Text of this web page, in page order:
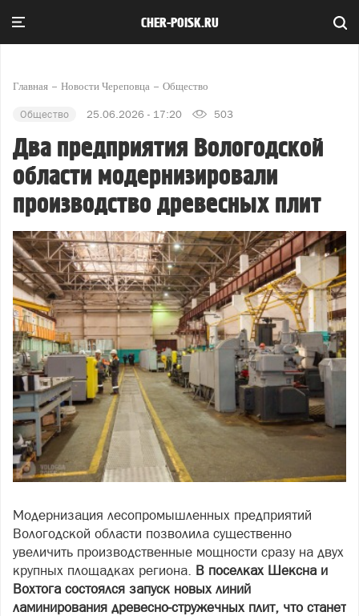
CHER-POISK.RU
Главная Новости Череповца Общество
Общество 25.06.2026 - 17:20 503
Два предприятия Вологодской
области модернизировали
производство древесных плит
Модернизация лесопромышленных предприятий
Вологодской области позволила существенно
увеличить производственные мощности сразу на двух
крупных площадках региона. В поселках Шексна и
Вохтога состоялся запуск новых линий
ламинирования древесно-стружечных плит, что станет